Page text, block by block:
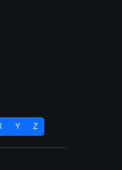
Y Z